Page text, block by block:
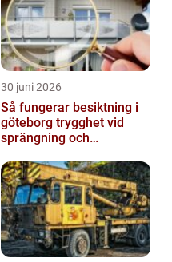
30 juni 2026
Så fungerar besiktning i
göteborg trygghet vid
sprängning och